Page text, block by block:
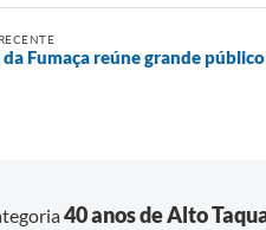
Fumaça reúne grande
40 anos de Alto